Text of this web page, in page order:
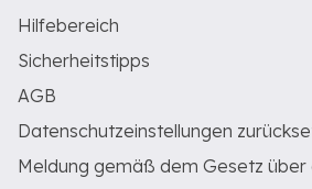
Hilfebereich
Sicherheitstipps
AGB
Datenschutzeinstellungen
Meldung gemäß dem Gesetz über